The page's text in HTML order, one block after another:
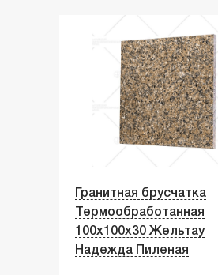
Гранитная брусчатка
Термообработанная
100х100х30 Жельтау
Надежда Пиленая